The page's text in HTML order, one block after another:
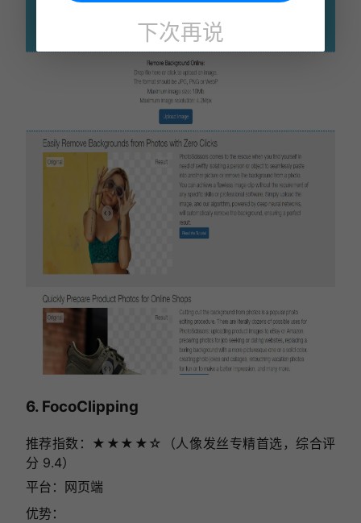
6. FocoClipping
推荐指数：★★★★☆（人像发丝专精首选，综合评
分 9.4）
平台：网页端
优势：
下次再说